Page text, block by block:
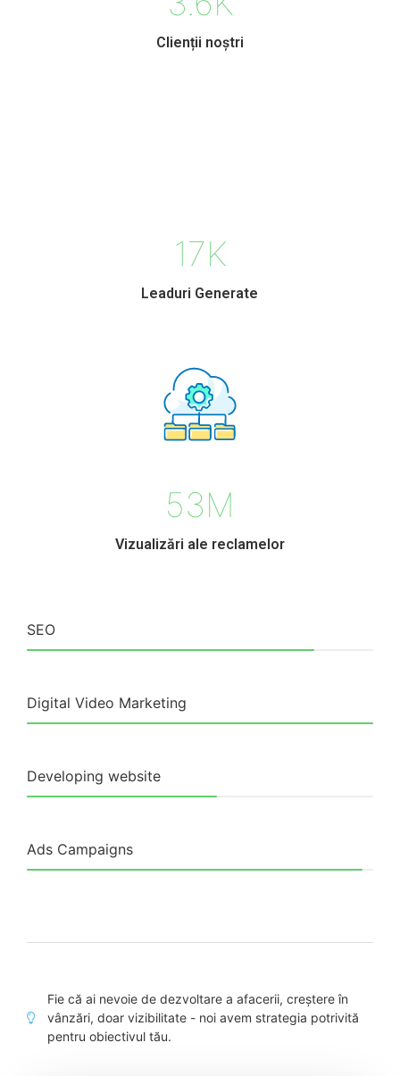
Clienții noștri
17K
Leaduri Generate
53M
Vizualizări ale reclamelor
SEO
Digital Video Marketing
Developing website
Ads Campaigns
Fie că ai nevoie de dezvoltare a afacerii, creștere în
vânzări, doar vizibilitate - noi avem strategia potrivită
pentru obiectivul tău.